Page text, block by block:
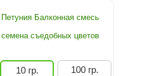
Петуния Балконная смесь
семена съедобных цветов
10 гр. 100 гр.